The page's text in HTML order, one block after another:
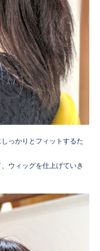
っかりとフィットするた
ウィッグを仕上げていき